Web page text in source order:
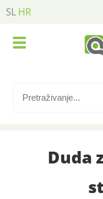
SL HR
Duda